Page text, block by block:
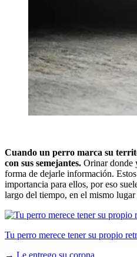
Cuando un perro marca su
con sus semejantes. Orinar donde
forma de dejarle información.
importancia para ellos, por eso
largo del tiempo, en el mismo
Tu perro merece tener su propio
→ Le entrego su corona